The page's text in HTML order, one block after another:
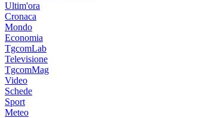
Ultim'ora
Cronaca
Mondo
Economia
TgcomLab
Televisione
TgcomMag
Video
Schede
Sport
Meteo